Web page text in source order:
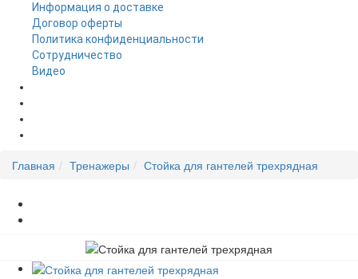
Информация о доставке
Договор оферты
Политика конфиденциальности
Сотрудничество
Видео
Главная Тренажеры Стойка для гантелей трехрядная